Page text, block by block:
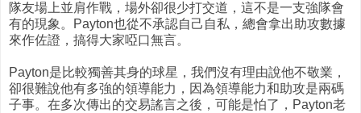
隊友場上並肩作戰，場外卻很少打交道，這不是一支強隊會
有的現象。Payton也從不承認自己自私，總會拿出助攻數據
來作佐證，搞得大家啞口無言。
Payton是比較獨善其身的球星，我們沒有理由說他不敬業，
卻很難說他有多強的領導能力，因為領導能力和助攻是兩碼
子事。在多次傳出的交易謠言之後，可能是怕了，Payton老